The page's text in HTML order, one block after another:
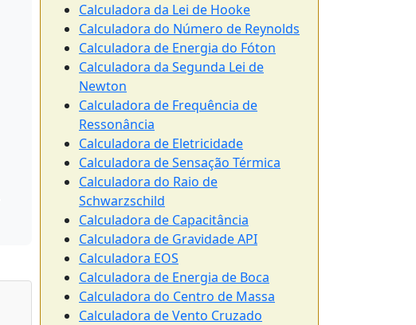
Calculadora da Lei de Hooke
Calculadora do Número de Reynolds
Calculadora de Energia do Fóton
Calculadora da Segunda Lei de
Newton
Calculadora de Frequência de
Ressonância
Calculadora de Eletricidade
Calculadora de Sensação Térmica
Calculadora do Raio de
Schwarzschild
Calculadora de Capacitância
Calculadora de Gravidade API
Calculadora EOS
Calculadora de Energia de Boca
Calculadora do Centro de Massa
Calculadora de Vento Cruzado